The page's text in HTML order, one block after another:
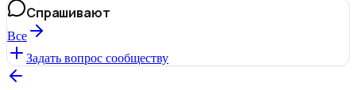
Спрашивают
Все
Задать вопрос сообществу